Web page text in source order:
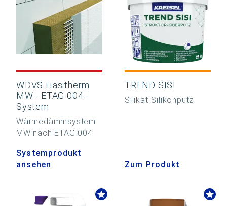
WDVS Hasitherm
MW - ETAG 004 -
System
Wärmedämmsystem
MW nach ETAG 004
Systemprodukt
ansehen
TREND SISI
Silikat-Silikonputz
Zum Produkt